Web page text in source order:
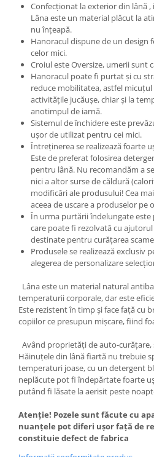
Confecționat la exterior din lână
Lâna este un material plăcut la
nu înțeapă.
Hanoracul dispune de un design
celor mici.
Croiul este Oversize, umerii sunt
Hanoracul poate fi purtat și cu
reduce mobilitatea, astfel
activitățile jucăușe, chiar și la
anotimpul de iarnă.
Sistemul de închidere este
ușor de utilizat pentru cei mici.
Întreținerea se realizează foarte
Este de preferat folosirea
pentru lână. Nu recomandăm a
nici a altor surse de căldură
modificări ale produsului! Cea
aceea de uscare a produselor pe
În urma purtării îndelungate este
care poate fi rezolvată cu
destinate pentru curățarea
Produsele se realizează exclusiv
alegerea de personalizare
Lâna este un material natural
temperaturii corporale, dar este
Este rezistent în timp și face față cu
copiilor ce presupun mișcare, fiind
Având proprietăți de auto-
Hăinuțele din lână fiartă nu trebuie
temperaturi joase, cu un detergent
neplăcute pot fi îndepărtate foarte
putând fi lăsate la aerisit peste
Atenție! Pozele sunt făcute cu
nuanțele pot diferi ușor față de
constituie defect de fabrica